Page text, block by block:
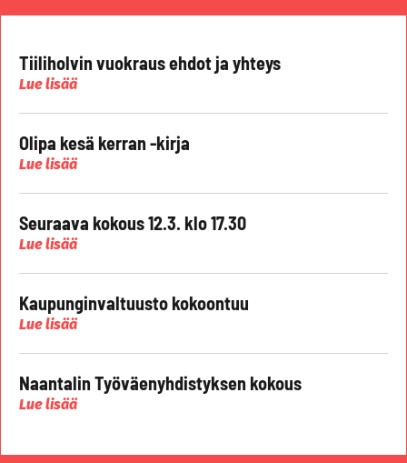
Tiiliholvin vuokraus ehdot ja yhteys
Lue lisää
Olipa kesä kerran -kirja
Lue lisää
Seuraava kokous 12.3. klo 17.30
Lue lisää
Kaupunginvaltuusto kokoontuu
Lue lisää
Naantalin Työväenyhdistyksen kokous
Lue lisää